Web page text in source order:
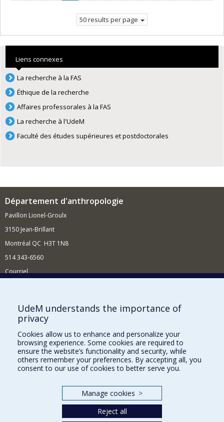
50 results per page
Liens connexes
La recherche à la FAS
Éthique de la recherche
Affaires professorales à la FAS
La recherche à l'UdeM
Faculté des études supérieures et postdoctorales
Département d'anthropologie
Pavillon Lionel-Groulx
3150 Jean-Brillant
Montréal QC H3T 1N8
514 343-6560
Courriel
Comment soutenir le Département?
BESOIN D'AIDE?
Plan du site
Signaler une erreur
Accessibilité
Nos départements et écoles
UdeM understands the importance of
privacy
Cookies allow us to enhance and personalize your
browsing experience. Some cookies are required to
ensure the website’s functionality and security, while
others remember your preferences. By accepting all, you
consent to our use of cookies to better serve you.
Manage cookies >
Reject all